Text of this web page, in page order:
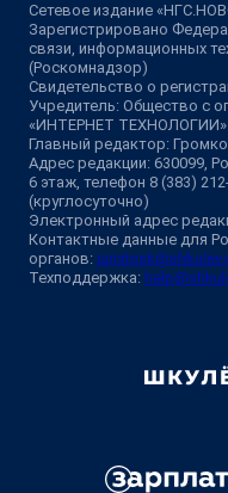
Сетевое издание
Зарегистрировано
связи, информационных
(Роскомнадзор)
Свидетельство о
Учредитель: Общество с
«ИНТЕРНЕТ ТЕХНОЛОГИИ»
Главный редактор:
Адрес редакции: 630099,
6 этаж, телефон 8 (383)
(круглосуточно)
Электронный адрес
Контактные данные для
органов:
Техподдержка: